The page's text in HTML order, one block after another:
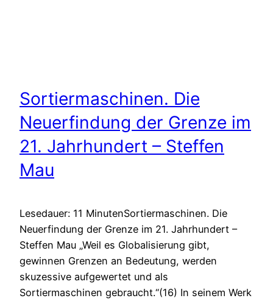
Sortiermaschinen. Die
Neuerfindung der Grenze im
21. Jahrhundert – Steffen
Mau
Lesedauer: 11 MinutenSortiermaschinen. Die
Neuerfindung der Grenze im 21. Jahrhundert –
Steffen Mau „Weil es Globalisierung gibt,
gewinnen Grenzen an Bedeutung, werden
skuzessive aufgewertet und als
Sortiermaschinen gebraucht.“(16) In seinem Werk